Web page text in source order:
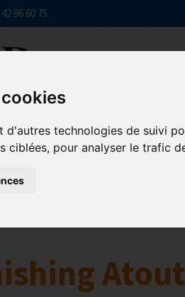
d'autres technologies de suivi
ciblées, pour analyser le trafic
96 60 75
&
Atout